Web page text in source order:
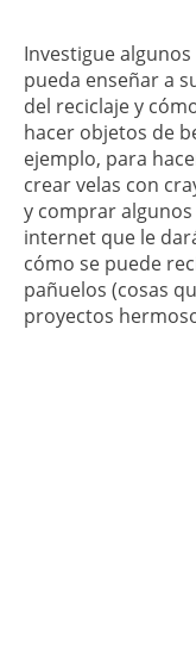
Investigue
pueda enseñar a
del reciclaje y
hacer objetos de
ejemplo, para
crear velas con
y comprar
internet que le
cómo se puede
pañuelos (cosas
proyectos